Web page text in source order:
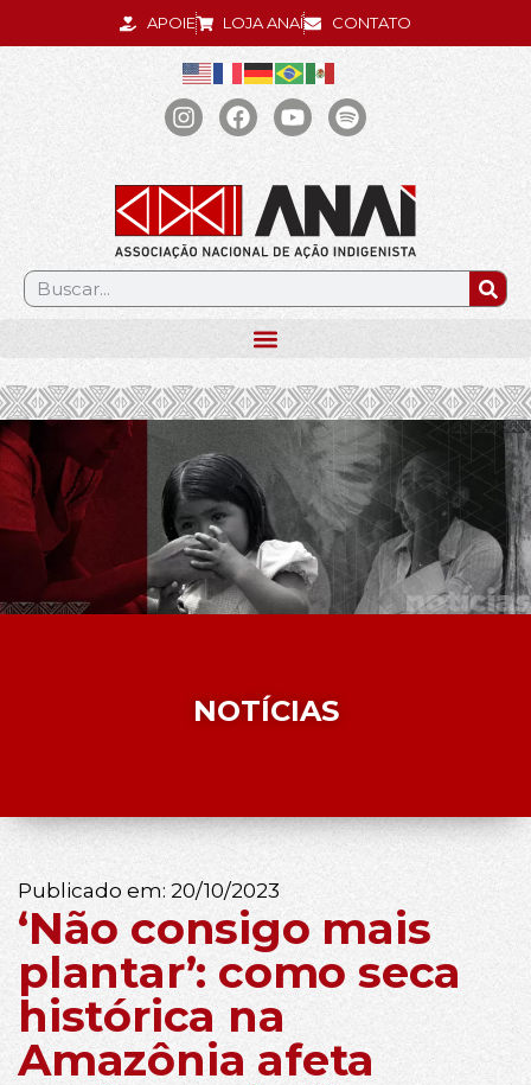
APOIE LOJA ANAÍ CONTATO
.
NOTÍCIAS
Publicado em: 20/10/2023
‘Não consigo mais
plantar’: como seca
histórica na
Amazônia afeta